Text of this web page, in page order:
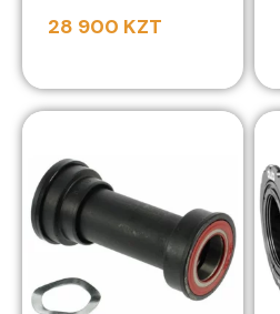
28 900 KZT